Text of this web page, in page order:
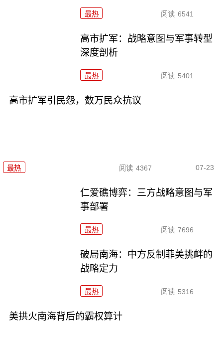
最热 阅读 6541
高市扩军：战略意图与军事转型
深度剖析
最热 阅读 5401
高市扩军引民怨，数万民众抗议
最热 阅读 4367 07-23
仁爱礁博弈：三方战略意图与军
事部署
最热 阅读 7696
破局南海：中方反制菲美挑衅的
战略定力
最热 阅读 5316
美拱火南海背后的霸权算计